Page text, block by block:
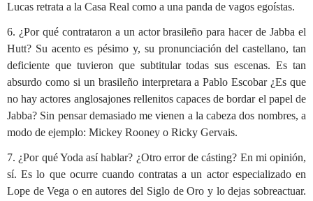
Lucas retrata a la Casa Real como a una panda de vagos egoístas.
6. ¿Por qué contrataron a un actor brasileño para hacer de Jabba el
Hutt? Su acento es pésimo y, su pronunciación del castellano, tan
deficiente que tuvieron que subtitular todas sus escenas. Es tan
absurdo como si un brasileño interpretara a Pablo Escobar ¿Es que
no hay actores anglosajones rellenitos capaces de bordar el papel de
Jabba? Sin pensar demasiado me vienen a la cabeza dos nombres, a
modo de ejemplo: Mickey Rooney o Ricky Gervais.
7. ¿Por qué Yoda así hablar? ¿Otro error de cásting? En mi opinión,
sí. Es lo que ocurre cuando contratas a un actor especializado en
Lope de Vega o en autores del Siglo de Oro y lo dejas sobreactuar.